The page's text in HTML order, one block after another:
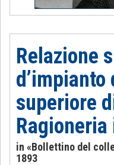
Relazione
d’impianto
superiore
in «Bollettino del
1893